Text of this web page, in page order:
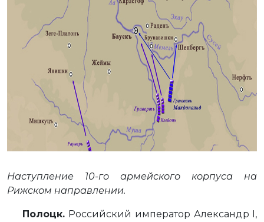
Наступление 10-го армейского корпуса на
Рижском направлении.
Полоцк. Российский император Александр I,